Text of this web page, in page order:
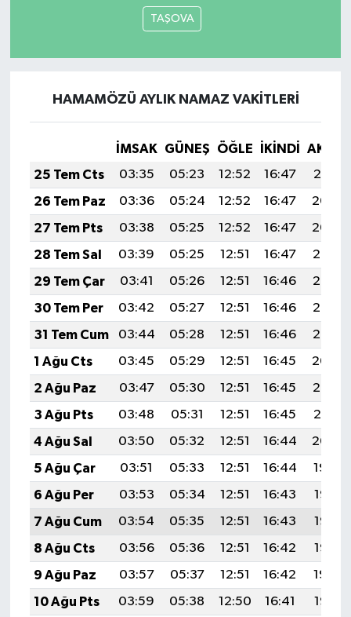
TAŞOVA
HAMAMÖZÜ AYLIK NAMAZ VAKITLERI
İMSAK GÜNEŞ ÖĞLE İKINDI
25 Tem Cts
03:35 05:23 12:52 16:47
20:10
26 Tem Paz
03:36 05:24 12:52 16:47
20:09
27 Tem Pts
03:38 05:25 12:52 16:47
20:09
28 Tem Sal
03:39 05:25 12:51 16:47
20:08
29 Tem Çar
03:41 05:26 12:51 16:46
20:07
30 Tem Per
03:42 05:27 12:51 16:46
20:06
31 Tem Cum
03:44 05:28 12:51 16:46
20:05
1 Ağu Cts
03:45 05:29 12:51 16:45
20:04
2 Ağu Paz
03:47 05:30 12:51 16:45
20:02
3 Ağu Pts
03:48 05:31 12:51 16:45
20:01
4 Ağu Sal
03:50 05:32 12:51 16:44
20:00
5 Ağu Çar
03:51 05:33 12:51 16:44
19:59
6 Ağu Per
03:53 05:34 12:51 16:43
19:58
7 Ağu Cum
03:54 05:35 12:51 16:43
19:57
8 Ağu Cts
03:56 05:36 12:51 16:42
19:55
9 Ağu Paz
03:57 05:37 12:51 16:42
19:54
10 Ağu Pts
03:59 05:38 12:50 16:41
19:53